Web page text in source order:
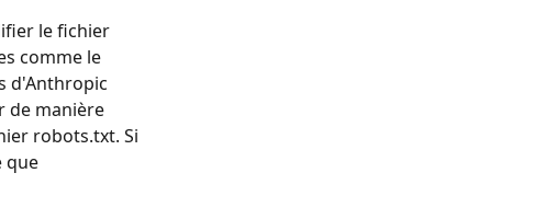
le fichier
comme le
d'Anthropic
de manière
robots.txt. Si
que